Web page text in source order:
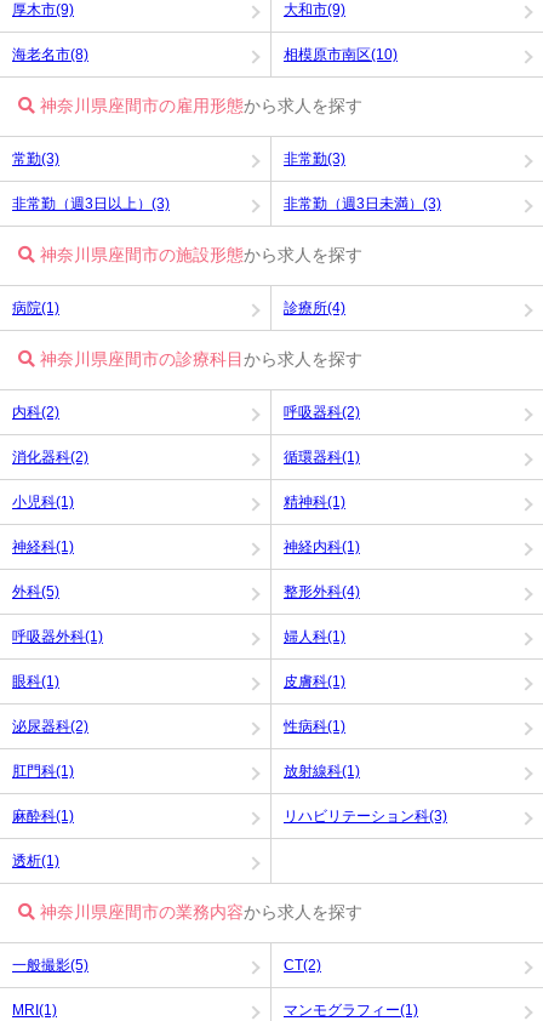
厚木市(9) 大和市(9)
海老名市(8) 相模原市南区(10)
神奈川県座間市の雇用形態から求人を探す
常勤(3) 非常勤(3)
非常勤（週3日以上）(3) 非常勤（週3日未満）(3)
神奈川県座間市の施設形態から求人を探す
病院(1) 診療所(4)
神奈川県座間市の診療科目から求人を探す
内科(2) 呼吸器科(2)
消化器科(2) 循環器科(1)
小児科(1) 精神科(1)
神経科(1) 神経内科(1)
外科(5) 整形外科(4)
呼吸器外科(1) 婦人科(1)
眼科(1) 皮膚科(1)
泌尿器科(2) 性病科(1)
肛門科(1) 放射線科(1)
麻酔科(1) リハビリテーション科(3)
透析(1)
神奈川県座間市の業務内容から求人を探す
一般撮影(5) CT(2)
MRI(1) マンモグラフィー(1)